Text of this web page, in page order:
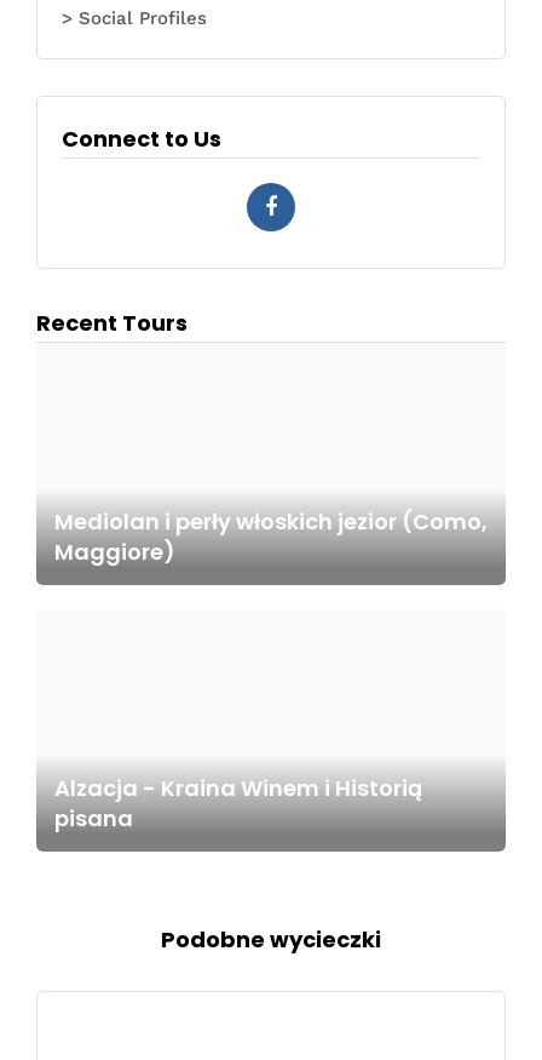
> Social Profiles
Connect to Us
Recent Tours
Mediolan i perły włoskich jezior (Como,
Maggiore)
Alzacja - Kraina Winem i Historią
pisana
Podobne wycieczki